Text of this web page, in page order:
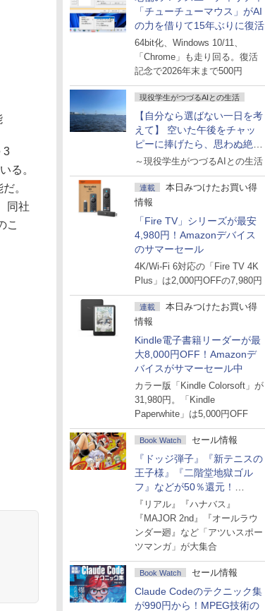
「チューチューマウス」がAI
の力を借りて15年ぶりに復活
64bit化、Windows 10/11、
「Chrome」も走り回る。復活
記念で2026年末まで500円
現役学生がつづるAIとの生活
【自分なら選ばない一日を考
えて】 空いた午後をチャッ
ピーに捧げたら、思わぬ絶景
に出会った話
～現役学生がつづるAIとの生活
連載
本日みつけたお買い得
情報
「Fire TV」シリーズが最安
4,980円！Amazonデバイス
のサマーセール
4K/Wi-Fi 6対応の「Fire TV 4K
Plus」は2,000円OFFの7,980円
連載
本日みつけたお買い得
情報
Kindle電子書籍リーダーが最
大8,000円OFF！Amazonデ
バイスがサマーセール中
カラー版「Kindle Colorsoft」が
31,980円。「Kindle
Paperwhite」は5,000円OFF
Book Watch セール情報
『ドッジ弾子』『新テニスの
王子様』『二階堂地獄ゴル
フ』などが50％還元！
Amazonマンガ週末セール
『リアル』『ハナバス』
『MAJOR 2nd』『オールラウ
ンダー廻』など「アツいスポー
ツマンガ」が大集合
Book Watch セール情報
Claude Codeのテクニック集
が990円から！MPEG技術の
3
る。
。
同社
こ